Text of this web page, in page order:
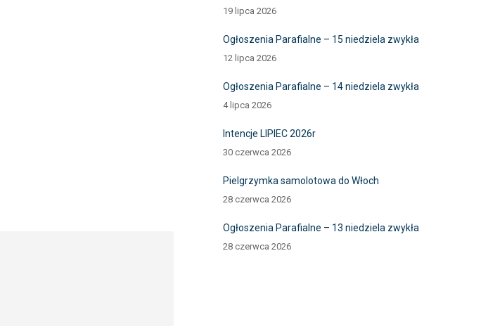
19 lipca 2026
Ogłoszenia Parafialne – 15 niedziela zwykła
12 lipca 2026
Ogłoszenia Parafialne – 14 niedziela zwykła
4 lipca 2026
Intencje LIPIEC 2026r
30 czerwca 2026
Pielgrzymka samolotowa do Włoch
28 czerwca 2026
Ogłoszenia Parafialne – 13 niedziela zwykła
28 czerwca 2026